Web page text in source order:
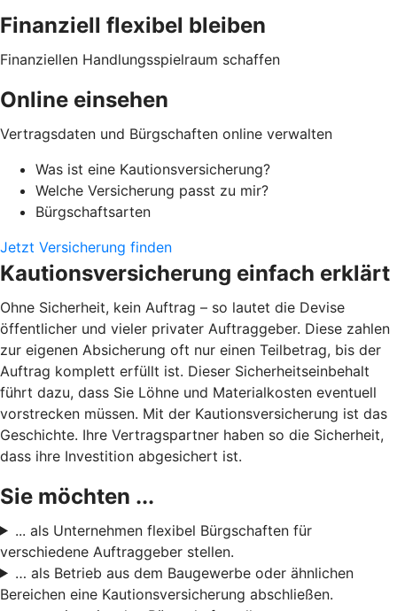
Finanziell flexibel bleiben
Finanziellen Handlungsspielraum schaffen
Online einsehen
Vertragsdaten und Bürgschaften online verwalten
Was ist eine Kautionsversicherung?
Welche Versicherung passt zu mir?
Bürgschaftsarten
Jetzt Versicherung finden
Kautionsversicherung einfach erklärt
Ohne Sicherheit, kein Auftrag – so lautet die Devise
öffentlicher und vieler privater Auftraggeber. Diese zahlen
zur eigenen Absicherung oft nur einen Teilbetrag, bis der
Auftrag komplett erfüllt ist. Dieser Sicherheitseinbehalt
führt dazu, dass Sie Löhne und Materialkosten eventuell
vorstrecken müssen. Mit der Kautionsversicherung ist das
Geschichte. Ihre Vertragspartner haben so die Sicherheit,
dass ihre Investition abgesichert ist.
Sie möchten ...
... als Unternehmen flexibel Bürgschaften für
verschiedene Auftraggeber stellen.
… als Betrieb aus dem Baugewerbe oder ähnlichen
Bereichen eine Kautionsversicherung abschließen.